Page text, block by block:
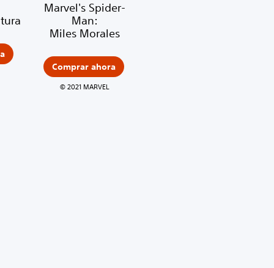
Marvel's Spider-
Man:
Miles Morales
Comprar ahora
© 2021 MARVEL